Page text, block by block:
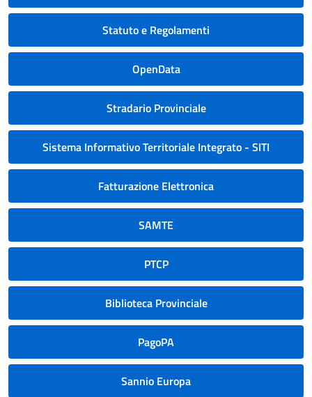
Statuto e Regolamenti
OpenData
Stradario Provinciale
Sistema Informativo Territoriale Integrato - SITI
Fatturazione Elettronica
SAMTE
PTCP
Biblioteca Provinciale
PagoPA
Sannio Europa